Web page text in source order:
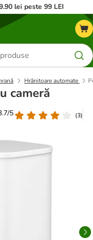
lei peste 99 LEI
Hrănitoare automate
cameră
5
(3)